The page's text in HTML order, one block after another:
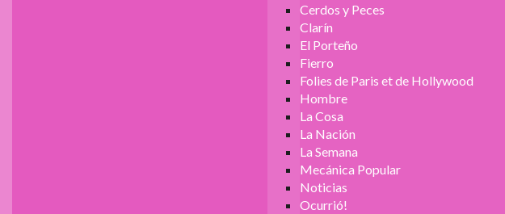
Cerdos y Peces
Clarín
El Porteño
Fierro
Folies de Paris et de Hollywood
Hombre
La Cosa
La Nación
La Semana
Mecánica Popular
Noticias
Ocurrió!